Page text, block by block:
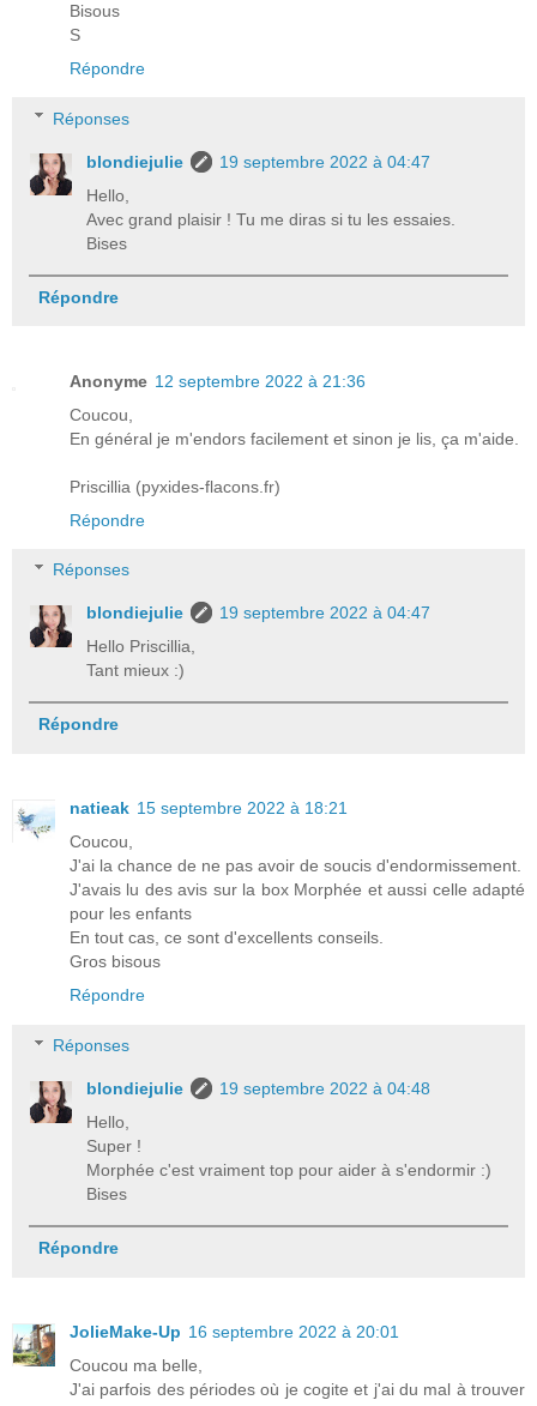
Bisous
S
Répondre
Réponses
blondiejulie
19 septembre 2022 à 04:47
Hello,
Avec grand plaisir ! Tu me diras si tu les essaies.
Bises
Répondre
Anonyme 12 septembre 2022 à 21:36
Coucou,
En général je m'endors facilement et sinon je lis, ça m'aide.
Priscillia (pyxides-flacons.fr)
Répondre
Réponses
blondiejulie
19 septembre 2022 à 04:47
Hello Priscillia,
Tant mieux :)
Répondre
natieak 15 septembre 2022 à 18:21
Coucou,
J'ai la chance de ne pas avoir de soucis d'endormissement.
J'avais lu des avis sur la box Morphée et aussi celle adapté
pour les enfants
En tout cas, ce sont d'excellents conseils.
Gros bisous
Répondre
Réponses
blondiejulie
19 septembre 2022 à 04:48
Hello,
Super !
Morphée c'est vraiment top pour aider à s'endormir :)
Bises
Répondre
JolieMake-Up 16 septembre 2022 à 20:01
Coucou ma belle,
J'ai parfois des périodes où je cogite et j'ai du mal à trouver